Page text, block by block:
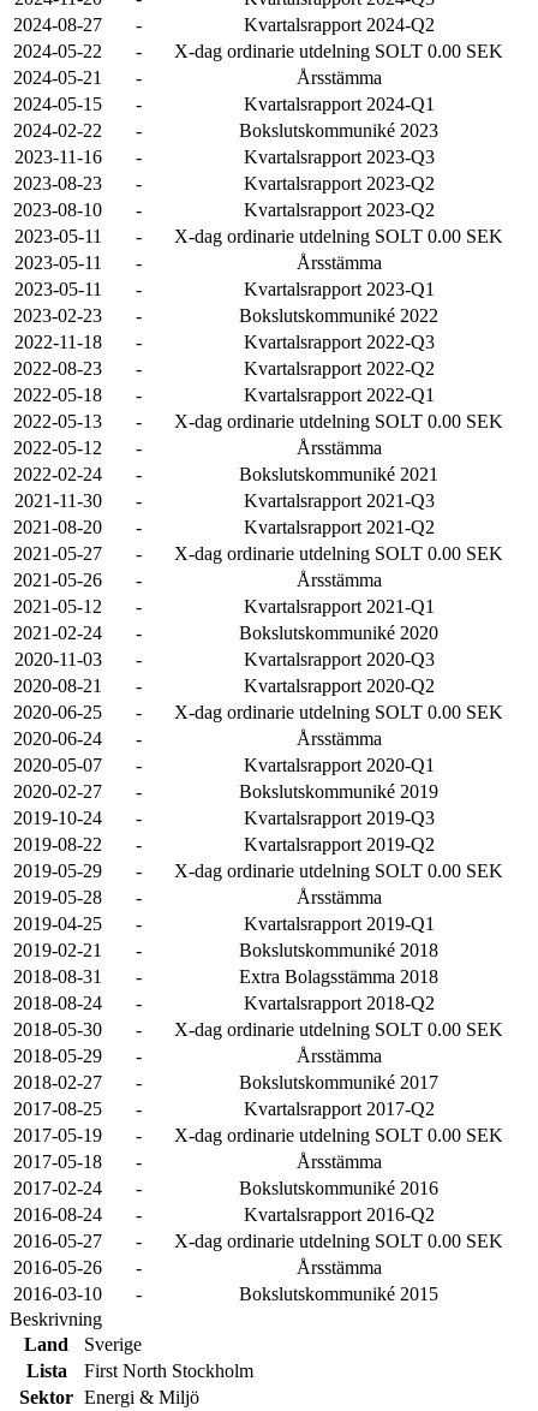
2024-08-27
-
Kvartalsrapport 2024-Q2
2024-05-22
-
X-dag ordinarie utdelning SOLT 0.00 SEK
2024-05-21
-
Årsstämma
2024-05-15
-
Kvartalsrapport 2024-Q1
2024-02-22
-
Bokslutskommuniké 2023
2023-11-16
-
Kvartalsrapport 2023-Q3
2023-08-23
-
Kvartalsrapport 2023-Q2
2023-08-10
-
Kvartalsrapport 2023-Q2
2023-05-11
-
X-dag ordinarie utdelning SOLT 0.00 SEK
2023-05-11
-
Årsstämma
2023-05-11
-
Kvartalsrapport 2023-Q1
2023-02-23
-
Bokslutskommuniké 2022
2022-11-18
-
Kvartalsrapport 2022-Q3
2022-08-23
-
Kvartalsrapport 2022-Q2
2022-05-18
-
Kvartalsrapport 2022-Q1
2022-05-13
-
X-dag ordinarie utdelning SOLT 0.00 SEK
2022-05-12
-
Årsstämma
2022-02-24
-
Bokslutskommuniké 2021
2021-11-30
-
Kvartalsrapport 2021-Q3
2021-08-20
-
Kvartalsrapport 2021-Q2
2021-05-27
-
X-dag ordinarie utdelning SOLT 0.00 SEK
2021-05-26
-
Årsstämma
2021-05-12
-
Kvartalsrapport 2021-Q1
2021-02-24
-
Bokslutskommuniké 2020
2020-11-03
-
Kvartalsrapport 2020-Q3
2020-08-21
-
Kvartalsrapport 2020-Q2
2020-06-25
-
X-dag ordinarie utdelning SOLT 0.00 SEK
2020-06-24
-
Årsstämma
2020-05-07
-
Kvartalsrapport 2020-Q1
2020-02-27
-
Bokslutskommuniké 2019
2019-10-24
-
Kvartalsrapport 2019-Q3
2019-08-22
-
Kvartalsrapport 2019-Q2
2019-05-29
-
X-dag ordinarie utdelning SOLT 0.00 SEK
2019-05-28
-
Årsstämma
2019-04-25
-
Kvartalsrapport 2019-Q1
2019-02-21
-
Bokslutskommuniké 2018
2018-08-31
-
Extra Bolagsstämma 2018
2018-08-24
-
Kvartalsrapport 2018-Q2
2018-05-30
-
X-dag ordinarie utdelning SOLT 0.00 SEK
2018-05-29
-
Årsstämma
2018-02-27
-
Bokslutskommuniké 2017
2017-08-25
-
Kvartalsrapport 2017-Q2
2017-05-19
-
X-dag ordinarie utdelning SOLT 0.00 SEK
2017-05-18
-
Årsstämma
2017-02-24
-
Bokslutskommuniké 2016
2016-08-24
-
Kvartalsrapport 2016-Q2
2016-05-27
-
X-dag ordinarie utdelning SOLT 0.00 SEK
2016-05-26
-
Årsstämma
2016-03-10
-
Bokslutskommuniké 2015
Beskrivning
Land
Sverige
Lista
First North Stockholm
Sektor Energi & Miljö